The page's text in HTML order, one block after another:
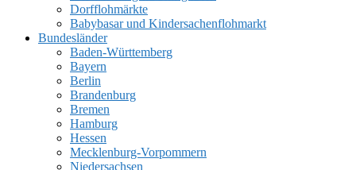
Dorfflohmärkte
Babybasar und Kindersachenflohmarkt
Bundesländer
Baden-Württemberg
Bayern
Berlin
Brandenburg
Bremen
Hamburg
Hessen
Mecklenburg-Vorpommern
Niedersachsen